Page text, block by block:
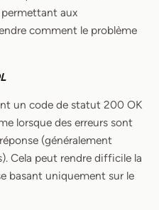
aux
comment le problème
un code de statut 200 OK
lorsque des erreurs sont
(généralement
Cela peut rendre difficile la
basant uniquement sur le